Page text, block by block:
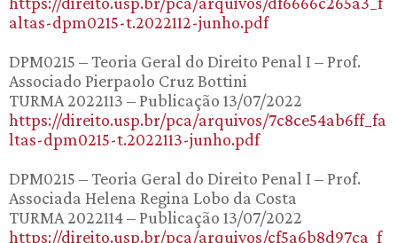
altas-dpm0215-t.2022112-junho.pdf
DPM0215 – Teoria Geral do Direito Penal I – Prof.
Associado Pierpaolo Cruz Bottini
TURMA 2022113 – Publicação 13/07/2022
https://direito.usp.br/pca/arquivos/7c8ce54ab6ff_fa
ltas-dpm0215-t.2022113-junho.pdf
DPM0215 – Teoria Geral do Direito Penal I – Prof.
Associada Helena Regina Lobo da Costa
TURMA 2022114 – Publicação 13/07/2022
https://direito.usp.br/pca/arquivos/cf5a6b8d97ca_f